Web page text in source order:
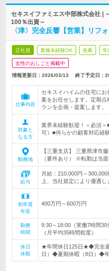
セキスイファミエス中部株式会社 |
100％出資～
〈津〉完全反響【営業】リフ
正社員 業種未経験OK 急募 学
女性のおしごと掲載中
情報更新日：2026/03/13 終了予定日：
仕事内容
セキスイハイムの住宅に
案をお任せします。定期
ランを企画・提案します。
対象と
なる方
業界未経験歓迎！＜必須
可）■何らかの顧客対応経
勤務地
【三重支店】 三重県津市
（要件あり） ※転勤は当
給与
月給：210,000円～
上、当社規定により優遇
初年度
年収
400万円～600万円
勤務
時間
9:30～18:00（実働7時間
（月平均35時間程度）
休日
休暇
★年間休日125日★◆完全
日）◆夏期休暇（8日）◆